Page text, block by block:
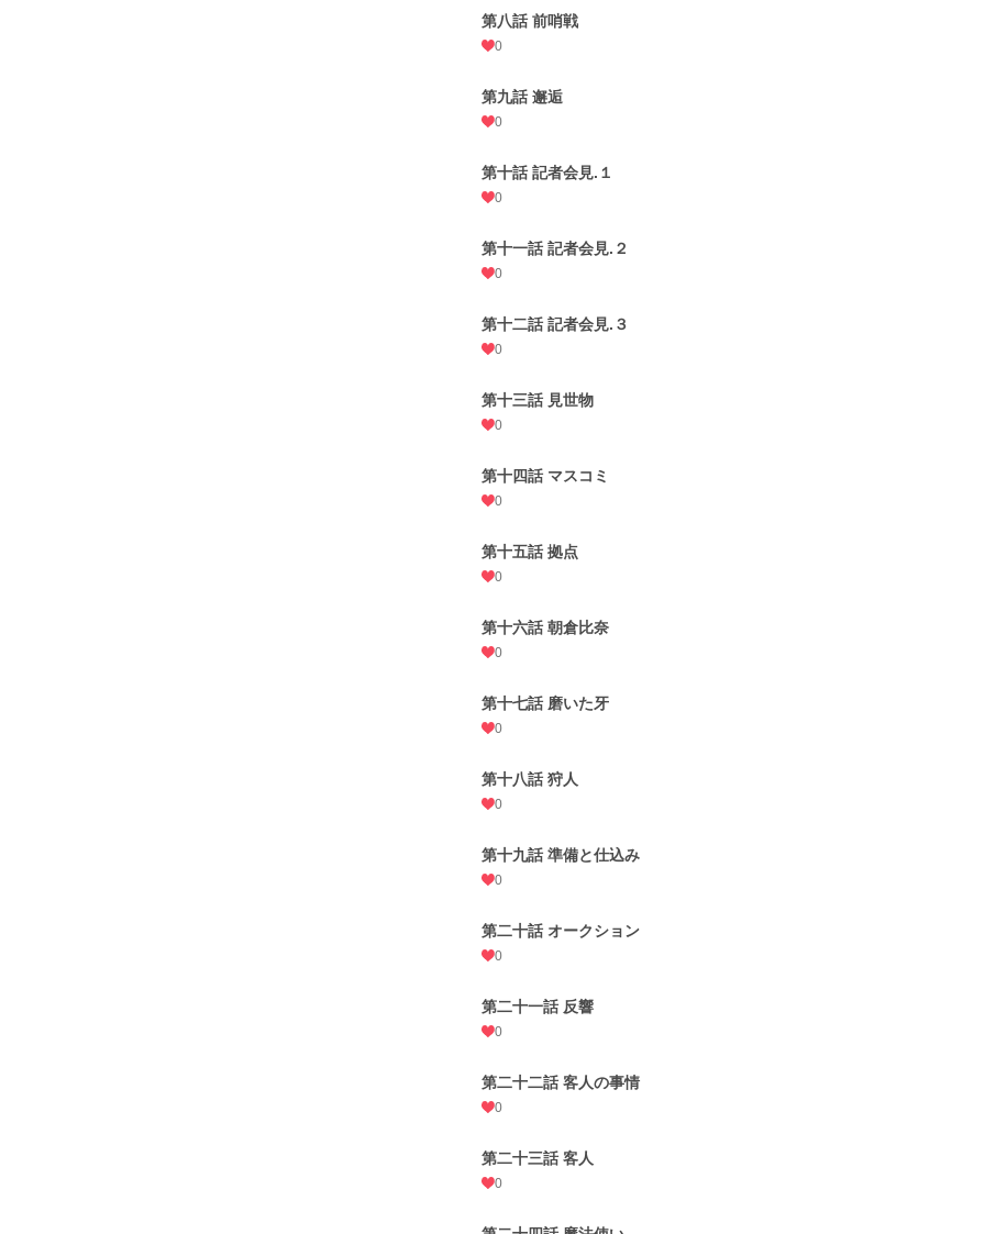
第八話 前哨戦
0
第九話 邂逅
0
第十話 記者会見.１
0
第十一話 記者会見.２
0
第十二話 記者会見.３
0
第十三話 見世物
0
第十四話 マスコミ
0
第十五話 拠点
0
第十六話 朝倉比奈
0
第十七話 磨いた牙
0
第十八話 狩人
0
第十九話 準備と仕込み
0
第二十話 オークション
0
第二十一話 反響
0
第二十二話 客人の事情
0
第二十三話 客人
0